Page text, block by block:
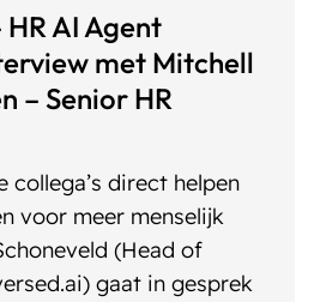
AI Agent
met Mitchell
– Senior HR
collega’s direct helpen
voor meer menselijk
(Head of
gaat in gesprek